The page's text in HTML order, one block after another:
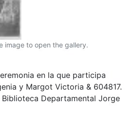
image to open the gallery.
en la que participa
y Margot Victoria & 604817.
Biblioteca Departamental Jorge